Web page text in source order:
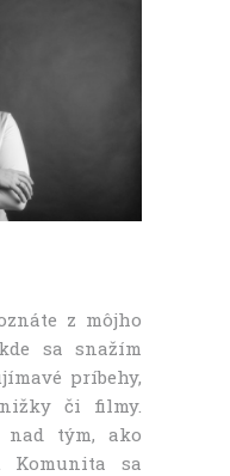
z môjho
sa snažím
príbehy,
či filmy.
nad tým, ako
Komunita sa